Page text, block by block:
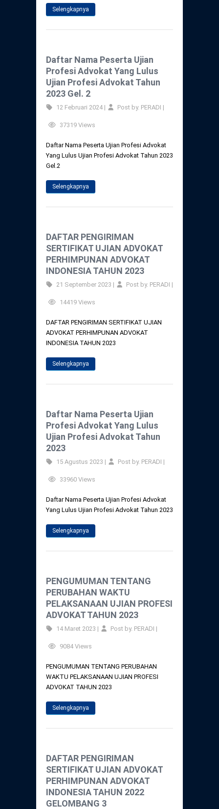
Selengkapnya
Daftar Nama Peserta Ujian
Profesi Advokat Yang Lulus
Ujian Profesi Advokat Tahun
2023 Gel. 2
12 Februari 2024 | Post by. PERADI |
37319 Views
Daftar Nama Peserta Ujian Profesi Advokat
Yang Lulus Ujian Profesi Advokat Tahun 2023
Gel.2
Selengkapnya
DAFTAR PENGIRIMAN
SERTIFIKAT UJIAN ADVOKAT
PERHIMPUNAN ADVOKAT
INDONESIA TAHUN 2023
21 September 2023 | Post by. PERADI |
14419 Views
DAFTAR PENGIRIMAN SERTIFIKAT UJIAN
ADVOKAT PERHIMPUNAN ADVOKAT
INDONESIA TAHUN 2023
Selengkapnya
Daftar Nama Peserta Ujian
Profesi Advokat Yang Lulus
Ujian Profesi Advokat Tahun
2023
15 Agustus 2023 | Post by. PERADI |
33960 Views
Daftar Nama Peserta Ujian Profesi Advokat
Yang Lulus Ujian Profesi Advokat Tahun 2023
Selengkapnya
PENGUMUMAN TENTANG
PERUBAHAN WAKTU
PELAKSANAAN UJIAN PROFESI
ADVOKAT TAHUN 2023
14 Maret 2023 | Post by. PERADI |
9084 Views
PENGUMUMAN TENTANG PERUBAHAN
WAKTU PELAKSANAAN UJIAN PROFESI
ADVOKAT TAHUN 2023
Selengkapnya
DAFTAR PENGIRIMAN
SERTIFIKAT UJIAN ADVOKAT
PERHIMPUNAN ADVOKAT
INDONESIA TAHUN 2022
GELOMBANG 3